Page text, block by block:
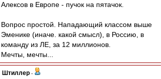
Алексов в Европе - пучок на пятачок.
Вопрос простой. Нападающий классом выше
Эменике (иначе. какой смысл), в Россию, в
команду из ЛЕ, за 12 миллионов.
Мечты, мечты...
Штиллер -